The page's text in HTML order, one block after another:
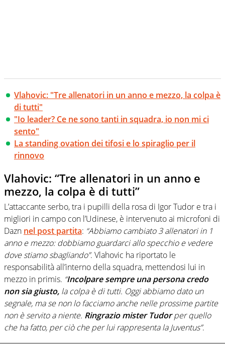
Vlahovic: "Tre allenatori in un anno e mezzo, la colpa è
di tutti"
"Io leader? Ce ne sono tanti in squadra, io non mi ci
sento"
La standing ovation dei tifosi e lo spiraglio per il
rinnovo
Vlahovic: “Tre allenatori in un anno e
mezzo, la colpa è di tutti”
L’attaccante serbo, tra i pupilli della rosa di Igor Tudor e tra i
migliori in campo con l’Udinese, è intervenuto ai microfoni di
Dazn nel post partita: “Abbiamo cambiato 3 allenatori in 1
anno e mezzo: dobbiamo guardarci allo specchio e vedere
dove stiamo sbagliando”. Vlahovic ha riportato le
responsabilità all’interno della squadra, mettendosi lui in
mezzo in primis. “Incolpare sempre una persona credo
non sia giusto, la colpa è di tutti. Oggi abbiamo dato un
segnale, ma se non lo facciamo anche nelle prossime partite
non è servito a niente. Ringrazio mister Tudorper quello
che ha fatto, per ciò che per lui rappresenta la Juventus”.